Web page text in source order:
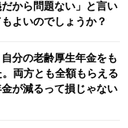
から問題ない」と言い
よいのでしょうか？
分の老齢厚生年金をも
両方とも全額もらえる
が減るって損じゃない